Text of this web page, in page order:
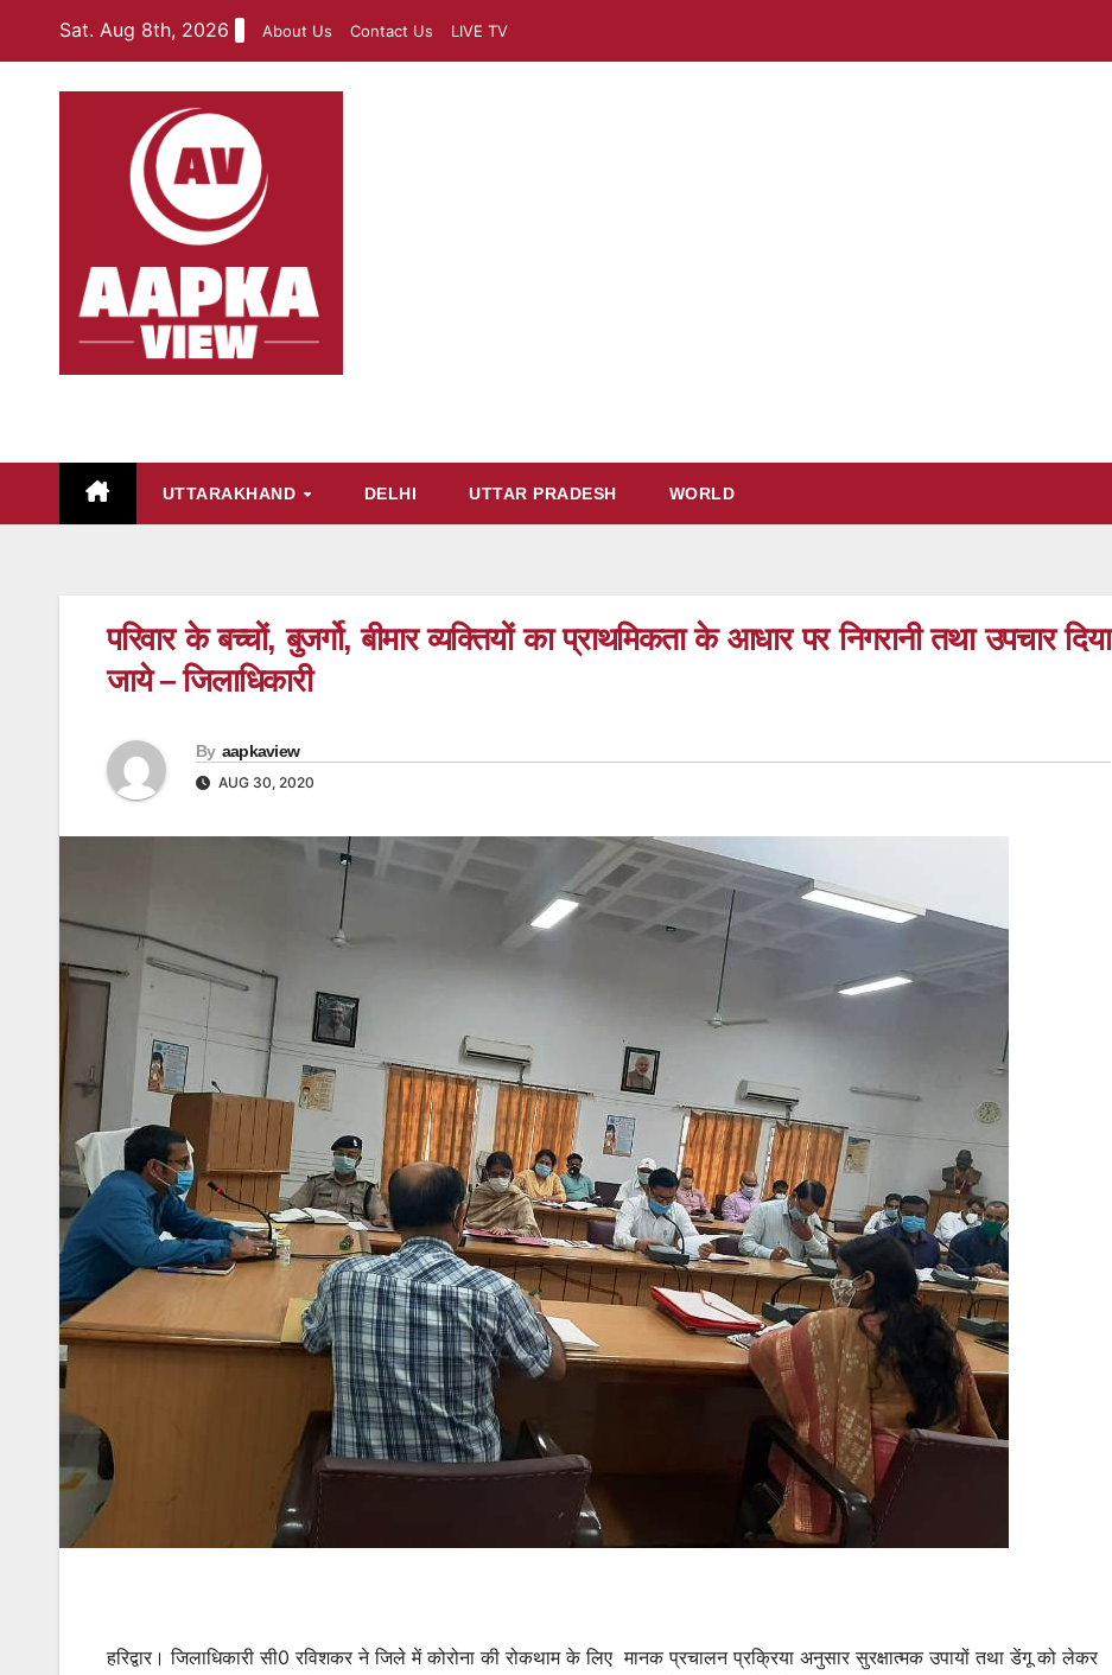
content
Sat. Aug 8th, 2026 About Us Contact Us LIVE TV
UTTARAKHAND DELHI UTTAR PRADESH WORLD
परिवार के बच्चों, बुजर्गो, बीमार व्यक्तियों का प्राथमिकता के आधार पर निगरानी तथा उपचार दिया
जाये – जिलाधिकारी
By aapkaview
AUG 30, 2020
हरिद्वार। जिलाधिकारी सी0 रविशकर ने जिले में कोरोना की रोकथाम के लिए मानक प्रचालन प्रक्रिया अनुसार सुरक्षात्मक उपायों तथा डेंगू को लेकर